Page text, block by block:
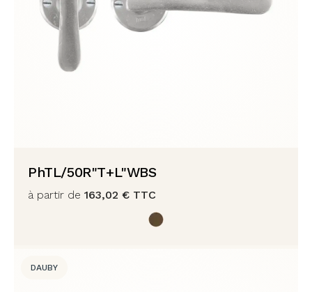
PhTL/50R"T+L"WBS
à partir de 163,02 € TTC
DAUBY